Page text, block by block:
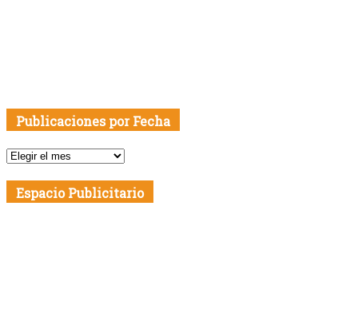
Publicaciones por Fecha
Publicaciones
Fecha
Espacio Publicitario